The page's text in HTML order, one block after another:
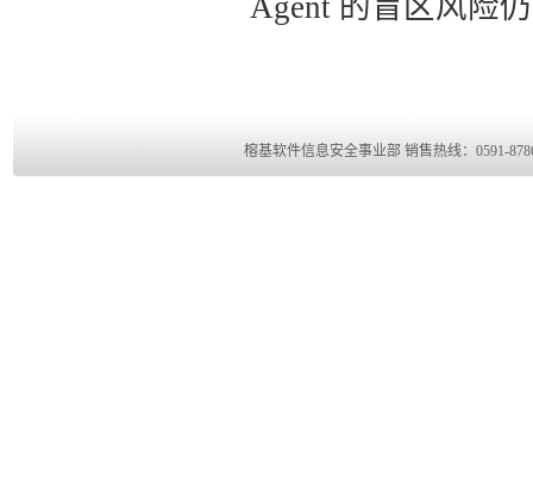
Agent 的盲区风险
榕基软件信息安全事业部 销售热线：0591-